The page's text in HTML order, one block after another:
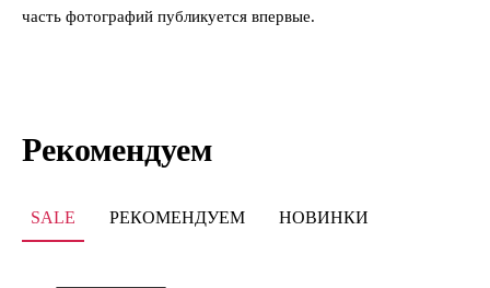
часть фотографий публикуется впервые.
Рекомендуем
SALE РЕКОМЕНДУЕМ НОВИНКИ